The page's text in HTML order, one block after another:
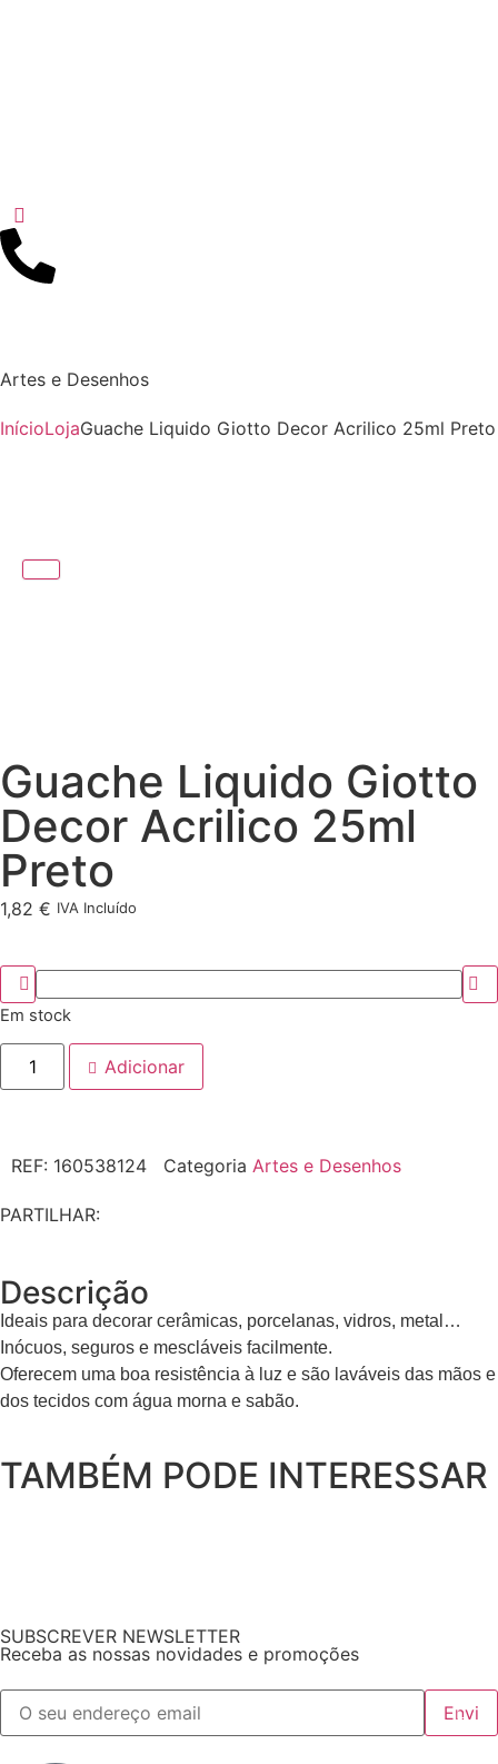
Artes e Desenhos
InícioLojaGuache Liquido Giotto Decor Acrilico 25ml Preto
Guache Liquido Giotto
Decor Acrilico 25ml
Preto
1,82 € IVA Incluído
Em stock
Adicionar
REF: 160538124 Categoria Artes e Desenhos
PARTILHAR:
Descrição
Ideais para decorar cerâmicas, porcelanas, vidros, metal…
Inócuos, seguros e mescláveis facilmente.
Oferecem uma boa resistência à luz e são laváveis das mãos e
dos tecidos com água morna e sabão.
TAMBÉM PODE INTERESSAR
SUBSCREVER NEWSLETTER
Receba as nossas novidades e promoções